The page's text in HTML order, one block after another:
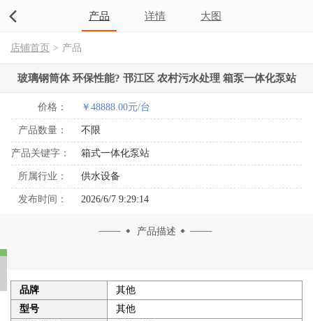
产品 详情 大图
店铺首页 > 产品
玻璃钢筒体 环保性能? 邗江区 农村污水处理 箱泵一体化泵站
价格： ￥48888.00元/台
产品数量： 不限
产品关键字： 箱式一体化泵站
所属行业： 供水设备
发布时间： 2026/6/7 9:29:14
产品描述
品牌
其他
型号
其他